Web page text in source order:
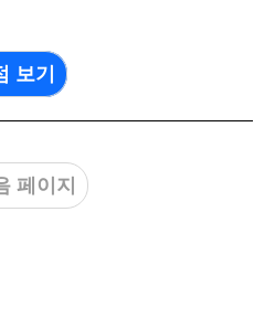
보기
페이지